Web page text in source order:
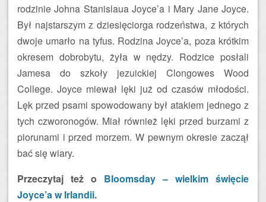
rodzinie Johna Stanislaua Joyce’a i Mary Jane Joyce.
Był najstarszym z dziesięciorga rodzeństwa, z których
dwoje umarło na tyfus. Rodzina Joyce’a, poza krótkim
okresem dobrobytu, żyła w nędzy. Rodzice posłali
Jamesa do szkoły jezuickiej Clongowes Wood
College. Joyce miewał lęki już od czasów młodości.
Lęk przed psami spowodowany był atakiem jednego z
tych czworonogów. Miał również lęki przed burzami z
piorunami i przed morzem. W pewnym okresie zaczął
bać się wiary.
Przeczytaj też o Bloomsday – wielkim święcie
Joyce’a w Irlandii.